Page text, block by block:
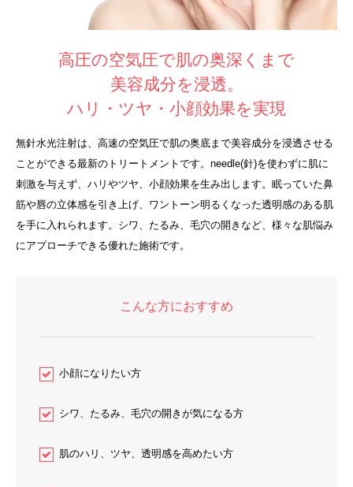
高圧の空気圧で肌の奥深くまで
美容成分を浸透。
ハリ・ツヤ・小顔効果を実現
無針水光注射は、高速の空気圧で肌の奥底まで美容成分を浸透させる
ことができる最新のトリートメントです。needle(針)を使わずに肌に
刺激を与えず、ハリやツヤ、小顔効果を生み出します。眠っていた鼻
筋や唇の立体感を引き上げ、ワントーン明るくなった透明感のある肌
を手に入れられます。シワ、たるみ、毛穴の開きなど、様々な肌悩み
にアプローチできる優れた施術です。
こんな方におすすめ
小顔になりたい方
シワ、たるみ、毛穴の開きが気になる方
肌のハリ、ツヤ、透明感を高めたい方